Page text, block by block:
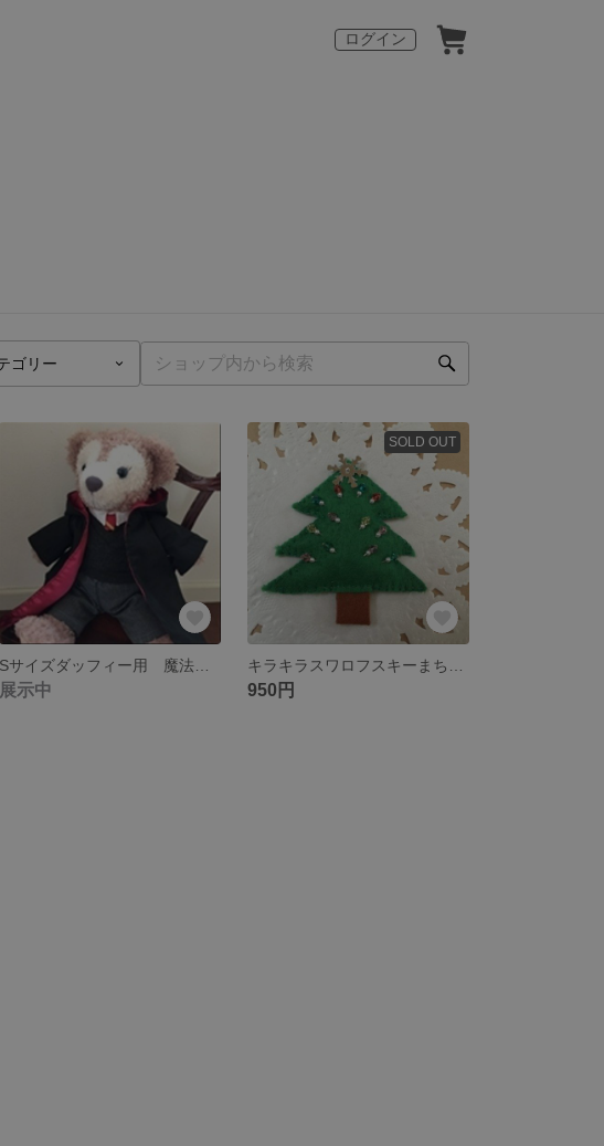
ログイン
展示中
SOLD OUT
950円